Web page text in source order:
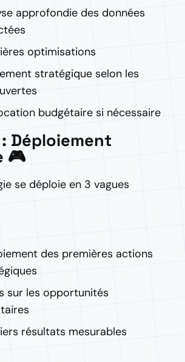
approfondie des données
optimisations
stratégique selon les
budgétaire si nécessaire
Déploiement
🎮
se déploie en 3 vagues
des premières actions
sur les opportunités
résultats mesurables